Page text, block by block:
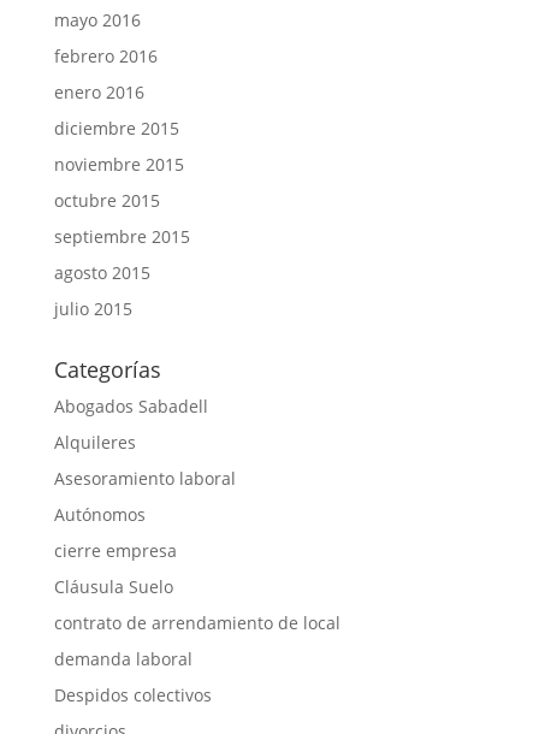
mayo 2016
febrero 2016
enero 2016
diciembre 2015
noviembre 2015
octubre 2015
septiembre 2015
agosto 2015
julio 2015
Categorías
Abogados Sabadell
Alquileres
Asesoramiento laboral
Autónomos
cierre empresa
Cláusula Suelo
contrato de arrendamiento de local
demanda laboral
Despidos colectivos